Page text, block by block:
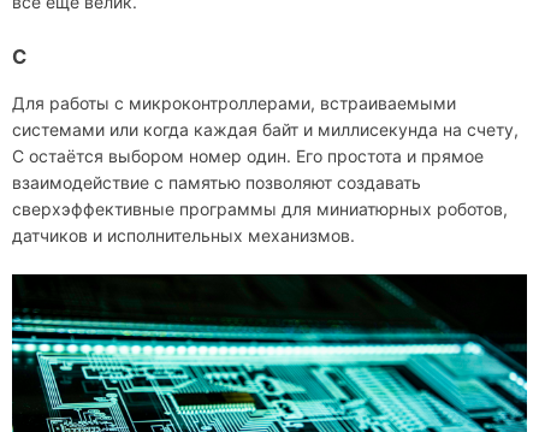
C
Для работы с микроконтроллерами, встраиваемыми
системами или когда каждая байт и миллисекунда на счету,
C остаётся выбором номер один. Его простота и прямое
взаимодействие с памятью позволяют создавать
сверхэффективные программы для миниатюрных роботов,
датчиков и исполнительных механизмов.